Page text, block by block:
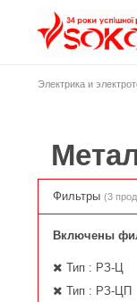
Электрика и
Фильтры(3
Включены
Тип : РЗ-Ц
Тип : РЗ-ЦП